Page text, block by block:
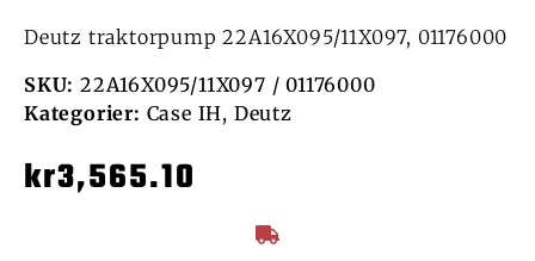
Deutz traktorpump 22A16X095/11X097, 01176000
SKU: 22A16X095/11X097 / 01176000
Kategorier: Case IH, Deutz
kr3,565.10